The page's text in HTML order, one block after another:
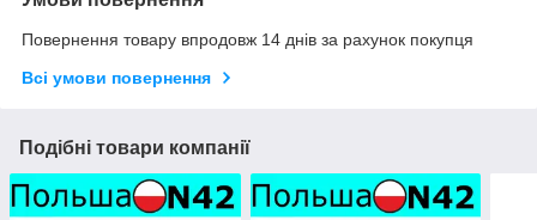
Повернення товару впродовж 14 днів за рахунок покупця
Всі умови повернення
Подібні товари компанії